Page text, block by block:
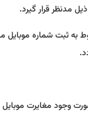
به ثبت شماره موبایل
وجود مغایرت موبایل